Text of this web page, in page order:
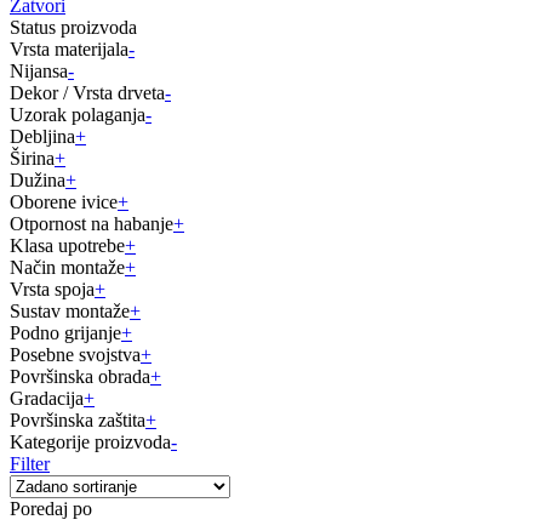
Zatvori
Status proizvoda
Vrsta materijala-
Nijansa-
Dekor / Vrsta drveta-
Uzorak polaganja-
Debljina+
Širina+
Dužina+
Oborene ivice+
Otpornost na habanje+
Klasa upotrebe+
Način montaže+
Vrsta spoja+
Sustav montaže+
Podno grijanje+
Posebne svojstva+
Površinska obrada+
Gradacija+
Površinska zaštita+
Kategorije proizvoda-
Filter
Poredaj po